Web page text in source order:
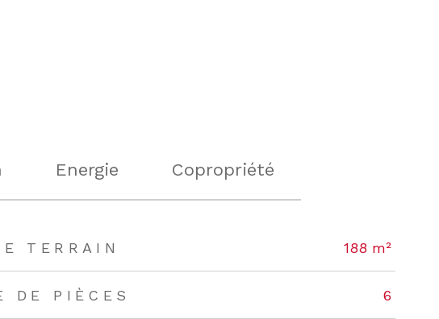
Energie Copropriété
TERRAIN 188 m²
DE PIÈCES 6